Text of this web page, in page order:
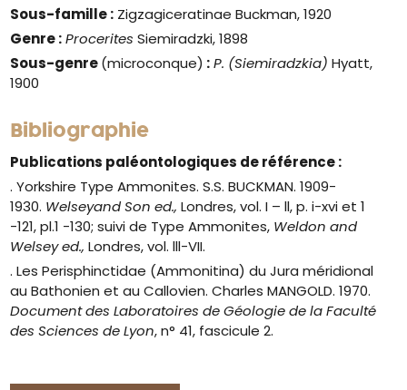
Sous-famille : Zigzagiceratinae Buckman, 1920
Genre: Procerites Siemiradzki, 1898
Sous-genre(microconque) :P. (Siemiradzkia)Hyatt,
1900
Bibliographie
Publications paléontologiques de référence :
. Yorkshire Type Ammonites. S.S. BUCKMAN. 1909-
1930. Welseyand Son ed.,Londres, vol. I – ll, p. i-xvi et 1
-121, pl.1 -130; suivi de Type Ammonites, Weldon and
Welsey ed.,Londres, vol. lll-VII.
. Les Perisphinctidae (Ammonitina) du Jura méridional
au Bathonien et au Callovien. Charles MANGOLD. 1970.
Document des Laboratoires de Géologie de la Faculté
des Sciences de Lyon, n° 41, fascicule 2.